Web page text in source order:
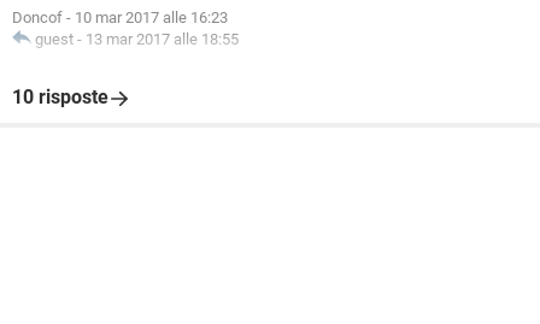
Doncof - 10 mar 2017 alle 16:23
guest - 13 mar 2017 alle 18:55
10 risposte